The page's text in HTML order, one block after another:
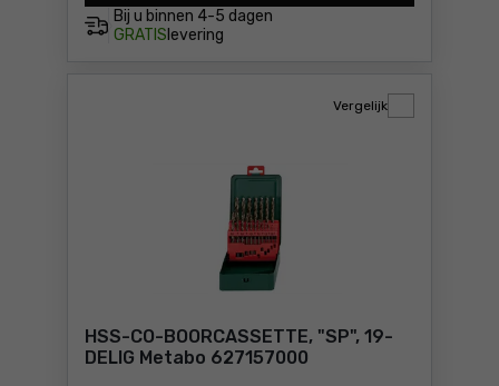
Bij u binnen 4-5 dagen
GRATIS levering
HSS-CO-BOORCASSETTE, "SP", 19-
DELIG Metabo 627157000
Vergelijk